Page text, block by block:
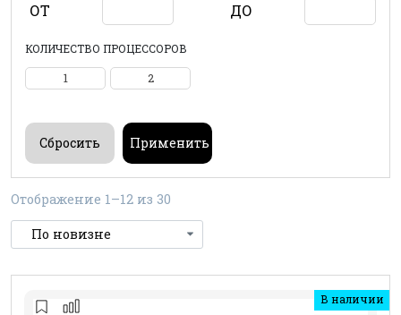
ОТ ДО
КОЛИЧЕСТВО ПРОЦЕССОРОВ
1 2
Отображение 1–12 из 30
В наличии